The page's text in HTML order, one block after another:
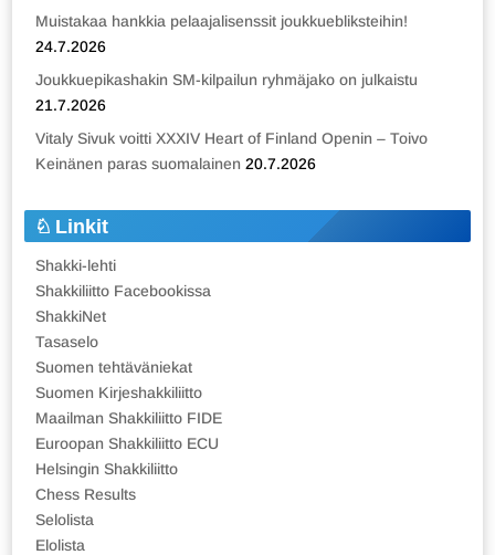
Muistakaa hankkia pelaajalisenssit joukkuebliksteihin!
24.7.2026
Joukkuepikashakin SM-kilpailun ryhmäjako on julkaistu
21.7.2026
Vitaly Sivuk voitti XXXIV Heart of Finland Openin – Toivo
Keinänen paras suomalainen 20.7.2026
Linkit
Shakki-lehti
Shakkiliitto Facebookissa
ShakkiNet
Tasaselo
Suomen tehtäväniekat
Suomen Kirjeshakkiliitto
Maailman Shakkiliitto FIDE
Euroopan Shakkiliitto ECU
Helsingin Shakkiliitto
Chess Results
Selolista
Elolista